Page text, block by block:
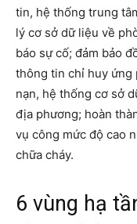
tin, hệ thống trung
lý cơ sở dữ liệu về
báo sự cố; đảm bảo
thông tin chỉ huy ứng
nạn, hệ thống cơ sở
địa phương; hoàn
vụ công mức độ cao
chữa cháy.
6 vùng hạ